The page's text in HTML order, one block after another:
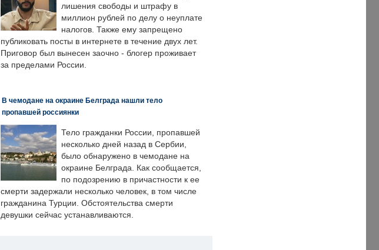
лишения свободы и штрафу в
миллион рублей по делу о неуплате
налогов. Также ему запрещено
публиковать посты в интернете в течение двух лет.
Приговор был вынесен заочно - блогер проживает
за пределами России.
В чемодане на окраине Белграда нашли тело
пропавшей россиянки
Тело гражданки России, пропавшей
несколько дней назад в Сербии,
было обнаружено в чемодане на
окраине Белграда. Как сообщается,
по подозрению в причастности к ее
смерти задержали несколько человек, в том числе
гражданина Турции. Обстоятельства смерти
девушки сейчас устанавливаются.